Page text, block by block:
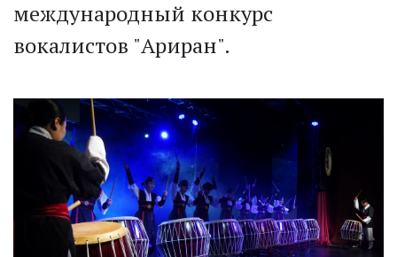
международный конкурс
вокалистов "Ариран".